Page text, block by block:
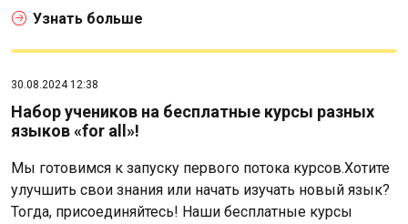
Узнать больше
30.08.2024 12:38
Набор учеников на бесплатные курсы разных
языков «for all»!
Мы готовимся к запуску первого потока курсов.Хотите
улучшить свои знания или начать изучать новый язык?
Тогда, присоединяйтесь! Наши бесплатные курсы